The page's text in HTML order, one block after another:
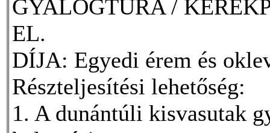
GYALOGTÚRA /
EL.
DÍJA: Egyedi érem és
Részteljesítési lehetőség:
1. A dunántúli kisvasutak